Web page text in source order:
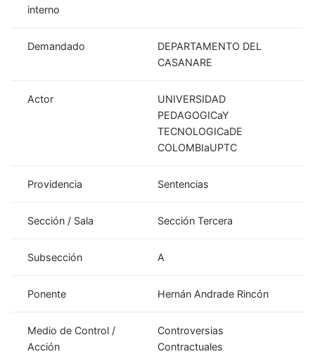
interno
Demandado
DEPARTAMENTO DEL
CASANARE
Actor
UNIVERSIDAD
PEDAGOGICaY
TECNOLOGICaDE
COLOMBIaUPTC
Providencia Sentencias
Sección / Sala Sección Tercera
Subsección A
Ponente Hernán Andrade Rincón
Medio de Control /
Acción
Controversias
Contractuales